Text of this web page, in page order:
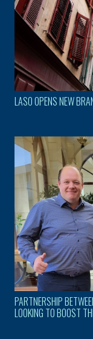
LASO OPENS NEW
PARTNERSHIP
LOOKING TO BOOST